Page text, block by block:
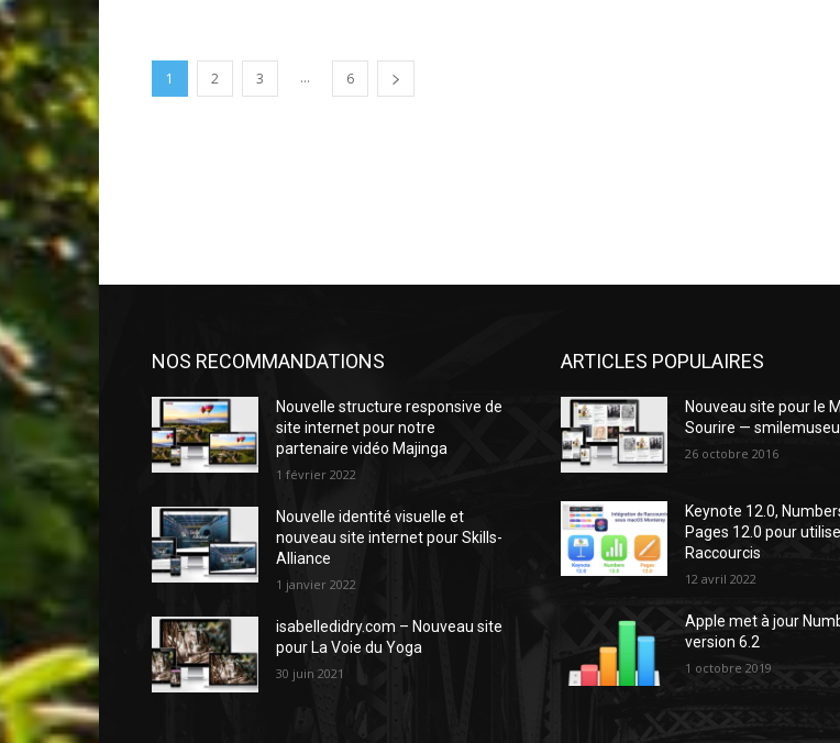
1 2 3 ... 6
NOS RECOMMANDATIONS
Nouvelle structure responsive de
site internet pour notre
partenaire vidéo Majinga
1 février 2022
Nouvelle identité visuelle et
nouveau site internet pour Skills-
Alliance
1 janvier 2022
isabelledidry.com – Nouveau site
pour La Voie du Yoga
30 juin 2021
ARTICLES POPULAIRES
Nouveau site pour le
Sourire —
26 octobre 2016
Keynote 12.0,
Pages 12.0 pour
Raccourcis
12 avril 2022
Apple met à jour
version 6.2
1 octobre 2019